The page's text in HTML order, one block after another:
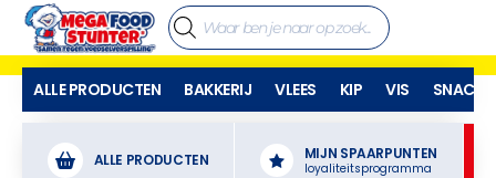
ALLE PRODUCTEN BAKKERIJ VLEES KIP VIS SNACKS
ALLE PRODUCTEN MIJN SPAARPUNTEN
loyaliteitsprogramma